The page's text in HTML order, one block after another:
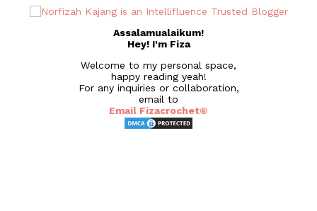
Assalamualaikum!
Hey! I'm Fiza
Welcome to my personal space,
happy reading yeah!
For any inquiries or collaboration,
email to
Email Fizacrochet©